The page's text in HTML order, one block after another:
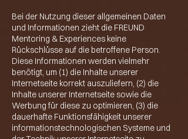
Bei der Nutzung dieser allgemeinen Daten
und Informationen zieht die FREUND
Mentoring & Experiences keine
Rückschlüsse auf die betroffene Person.
Diese Informationen werden vielmehr
benötigt, um (1) die Inhalte unserer
Internetseite korrekt auszuliefern, (2) die
Inhalte unserer Internetseite sowie die
Werbung für diese zu optimieren, (3) die
dauerhafte Funktionsfähigkeit unserer
informationstechnologischen Systeme und